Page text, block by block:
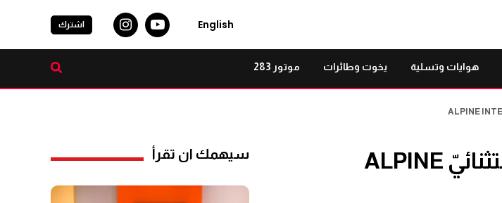
English اشترك
هوايات وتسلية يخوت وطائرات موتور 283
فندق "وودوارد أوبيرج" يطلق البرنامج الاستثنائيّ ALPINE
سيهمك ان تقرأ